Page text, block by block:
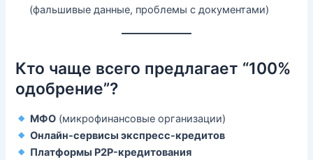
(фальшивые данные, проблемы с документами)
Кто чаще всего предлагает “100%
одобрение”?
МФО (микрофинансовые организации)
Онлайн-сервисы экспресс-кредитов
Платформы P2P-кредитования